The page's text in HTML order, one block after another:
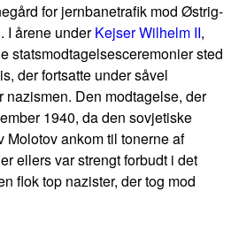
for jernbanetrafik mod Østrig-
I årene underKejser Wilhelm II,
statsmodtagelsesceremonier sted
der fortsatte under såvel
Den modtagelse, der
1940, da den sovjetiske
ankom til tonerne af
ellers var strengt forbudt i det
flok top nazister, der tog mod